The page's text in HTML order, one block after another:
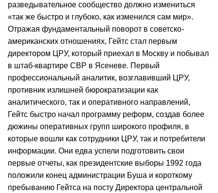
разведывательное сообщество должно измениться
«так же быстро и глубоко, как изменился сам мир».
Отражая фундаментальный поворот в советско-
американских отношениях, Гейтс стал первым
директором ЦРУ, который приехал в Москву и побывал
в штаб-квартире СВР в Ясеневе. Первый
профессиональный аналитик, возглавивший ЦРУ,
противник излишней бюрократизации как
аналитического, так и оперативного направлений,
Гейтс быстро начал программу реформ, создав более
дюжины оперативных групп широкого профиля, в
которые вошли как сотрудники ЦРУ, так и потребители
информации. Они едва успели подготовить свои
первые отчеты, как президентские выборы 1992 года
положили конец администрации Буша и короткому
пребыванию Гейтса на посту Директора центральной